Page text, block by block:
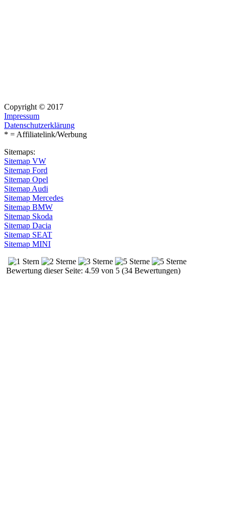
Copyright © 2017
Impressum
Datenschutzerklärung
* = Affiliatelink/Werbung
Sitemaps:
Sitemap VW
Sitemap Ford
Sitemap Opel
Sitemap Audi
Sitemap Mercedes
Sitemap BMW
Sitemap Skoda
Sitemap Dacia
Sitemap SEAT
Sitemap MINI
Bewertung dieser Seite: 4.59 von 5 (34 Bewertungen)